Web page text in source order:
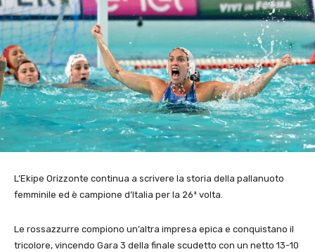
L’Ekipe Orizzonte continua a scrivere la storia della pallanuoto
femminile ed è campione d’Italia per la 26ª volta.
Le rossazzurre compiono un’altra impresa epica e conquistano il
tricolore, vincendo Gara 3 della finale scudetto con un netto 13-10